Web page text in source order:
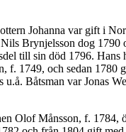
Johanna var gift i
Brynjelsson dog
till sin död 1796.
f. 1749, och sedan
Båtsman var Jonas
Olof Månsson, f. 1784,